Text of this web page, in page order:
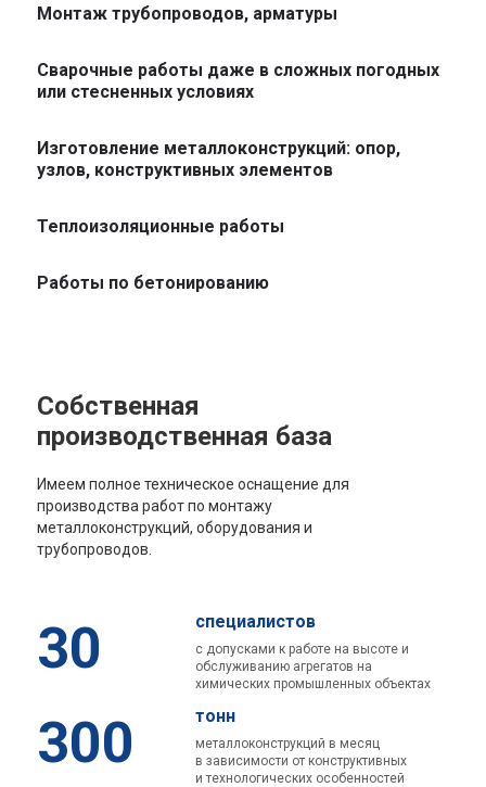
Монтаж трубопроводов, арматуры
Сварочные работы даже в сложных погодных
или стесненных условиях
Изготовление металлоконструкций: опор,
узлов, конструктивных элементов
Теплоизоляционные работы
Работы по бетонированию
Собственная
производственная база
Имеем полное техническое оснащение для
производства работ по монтажу
металлоконструкций, оборудования и
трубопроводов.
30 специалистов
с допусками к работе на высоте и
обслуживанию агрегатов на
химических промышленных объектах
300 тонн
металлоконструкций в месяц
в зависимости от конструктивных
и технологических особенностей